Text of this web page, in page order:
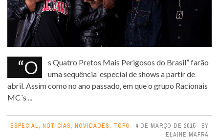
“Os Quatro Pretos Mais Perigosos do Brasil” farão
uma sequência especial de shows a partir de
abril. Assim como no ano passado, em que o grupo Racionais
MC´s ...
ESPECIAL, NOTICIAS, NOVIDADES, TOPO 4 DE MARÇO DE 2015
BY
ELAINE MAFRA